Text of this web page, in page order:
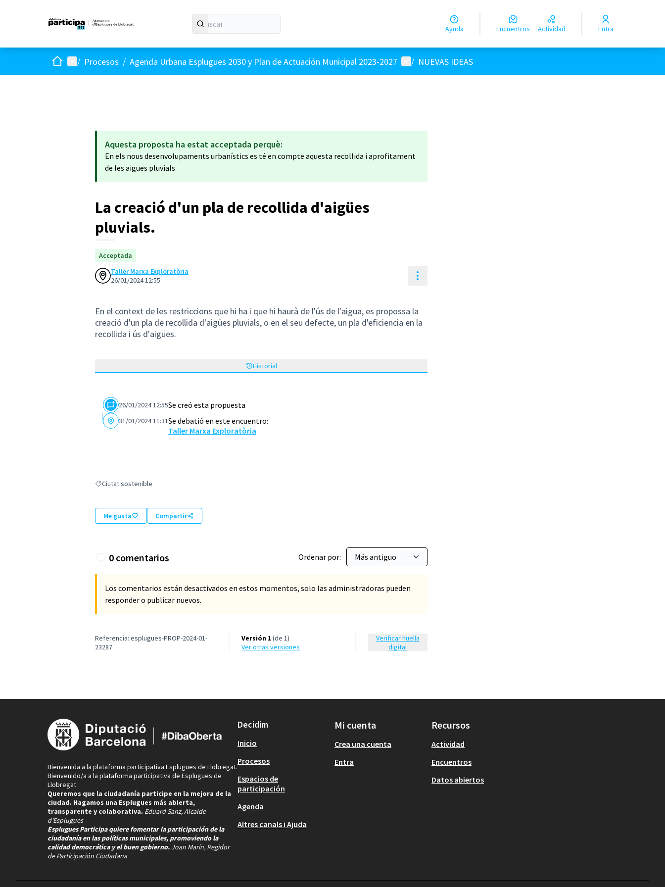
Ayuda Encuentros Actividad Entra
InicioMenú principal
/ Procesos / Agenda Urbana Esplugues 2030 y Plan de Actuación Municipal 2023-2027 Menú de usuario
/ NUEVAS IDEAS
Aquesta proposta ha estat acceptada perquè:
En els nous desenvolupaments urbanístics es té en compte aquesta recollida i aprofitament
de les aigues pluvials
La creació d'un pla de recollida d'aigües
pluvials.
Acceptada
Taller Marxa Exploratòria
26/01/2024 12:55
Controles de recursos
En el context de les restriccions que hi ha i que hi haurà de l'ús de l'aigua, es propossa la
creació d'un pla de recollida d'aigües pluvials, o en el seu defecte, un pla d'eficiencia en la
recollida i ús d'aigües.
Historial
26/01/2024 12:55Se creó esta propuesta
31/01/2024 11:31Se debatió en este encuentro:
Taller Marxa Exploratòria
Resultados al filtrar por: Ciutat sostenible
Ciutat sostenible
Me gusta Compartir
0 comentarios Ordenar por:
Los comentarios están desactivados en estos momentos, solo las administradoras pueden
responder o publicar nuevos.
Referencia: esplugues-PROP-2024-01-
23287
Versión 1(de 1)
ver otras versiones
Verificar huella
digital
Bienvenida a la plataforma participativa Esplugues de Llobregat.
Bienvenido/a a la plataforma participativa de Esplugues de
Llobregat
Queremos que la ciudadanía participe en la mejora de la
ciudad. Hagamos una Esplugues más abierta,
transparente y colaborativa. Eduard Sanz, Alcalde
d'Esplugues
Esplugues Participa quiere fomentar la participación de la
ciudadanía en las políticas municipales, promoviendo la
calidad democrática y el buen gobierno. Joan Marín, Regidor
de Participación Ciudadana
Decidim
Inicio
Procesos
Espacios de
participación
Agenda
Altres canals i Ajuda
Mi cuenta
Crea una cuenta
Entra
Recursos
Actividad
Encuentros
Datos abiertos